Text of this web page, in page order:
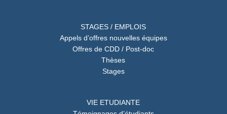
STAGES / EMPLOIS
Appels d’offres nouvelles équipes
Offres de CDD / Post-doc
Thèses
Stages
VIE ETUDIANTE